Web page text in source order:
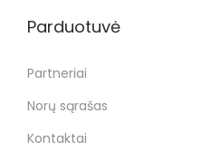
Parduotuvė
Partneriai
Norų sąrašas
Kontaktai